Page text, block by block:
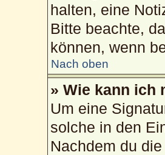
halten, eine
Bitte beachte,
können, wenn
Nach oben
» Wie kann ich
Um eine
solche in den
Nachdem du